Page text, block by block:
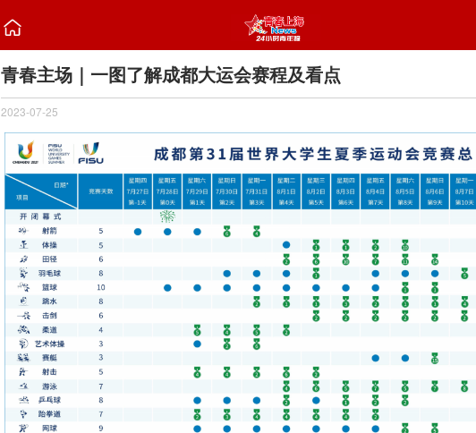

青春主场｜一图了解成都大运会赛程及看点
2023-07-25